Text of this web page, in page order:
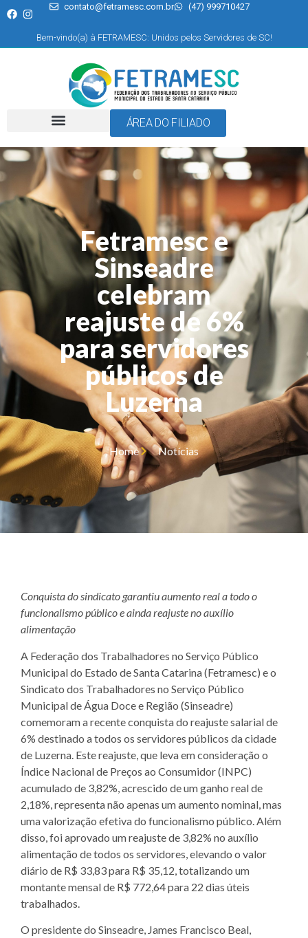
contato@fetramesc.com.br (47) 999710427
Bem-vindo(a) à FETRAMESC: Unidos pelos Servidores de SC!
ÁREA DO FILIADO
Fetramesc e
Sinseadre
celebram
reajuste de 6%
para servidores
públicos de
Luzerna
Home Notícias
Conquista do sindicato garantiu aumento real a todo o
funcionalismo público e ainda reajuste no auxílio
alimentação
A Federação dos Trabalhadores no Serviço Público
Municipal do Estado de Santa Catarina (Fetramesc) e o
Sindicato dos Trabalhadores no Serviço Público
Municipal de Água Doce e Região (Sinseadre)
comemoram a recente conquista do reajuste salarial de
6% destinado a todos os servidores públicos da cidade
de Luzerna. Este reajuste, que leva em consideração o
Índice Nacional de Preços ao Consumidor (INPC)
acumulado de 3,82%, acrescido de um ganho real de
2,18%, representa não apenas um aumento nominal, mas
uma valorização efetiva do funcionalismo público. Além
disso, foi aprovado um reajuste de 3,82% no auxílio
alimentação de todos os servidores, elevando o valor
diário de R$ 33,83 para R$ 35,12, totalizando um
montante mensal de R$ 772,64 para 22 dias úteis
trabalhados.
O presidente do Sinseadre, James Francisco Beal,